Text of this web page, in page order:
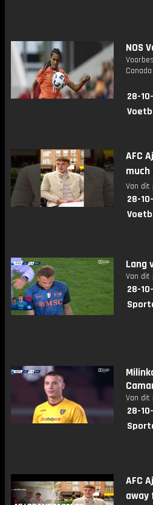
NOS
28-
AFC
much
Van dit
28-
Lang
Van dit
28-
Van dit
28-
AFC
away